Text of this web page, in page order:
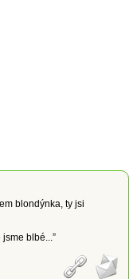
blondýnka, ty jsi
blbé...”